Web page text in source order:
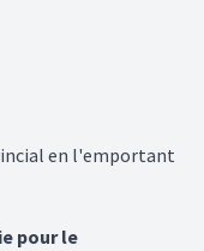
en l'emportant
pour le